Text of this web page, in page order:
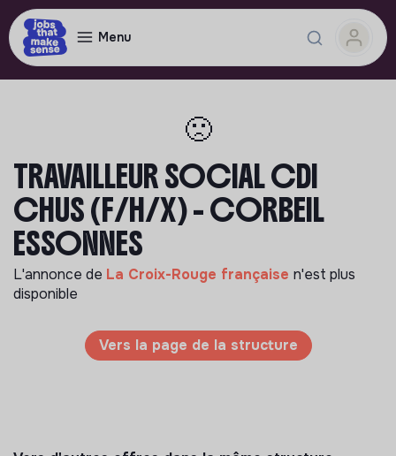
Menu
🙁
TRAVAILLEUR SOCIAL CDI
CHUS (F/H/X) - CORBEIL
ESSONNES
L'annonce de La Croix-Rouge française n'est plus
disponible
Vers la page de la structure